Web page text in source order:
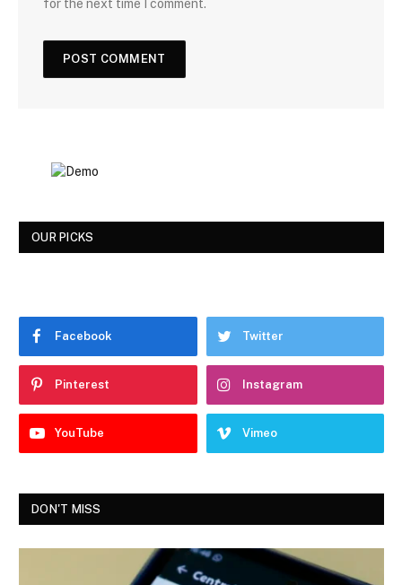
for the next time I comment.
OUR PICKS
Facebook Twitter
Pinterest Instagram
YouTube Vimeo
DON'T MISS